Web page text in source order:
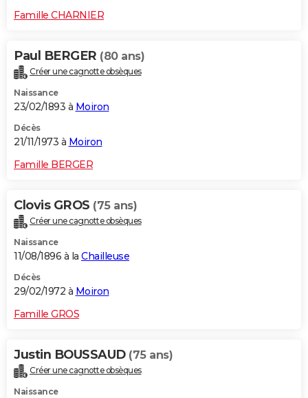
Famille CHARNIER
Paul BERGER (80 ans)
Créer une cagnotte obsèques
Naissance
23/02/1893 à Moiron
Décès
21/11/1973 à Moiron
Famille BERGER
Clovis GROS (75 ans)
Créer une cagnotte obsèques
Naissance
11/08/1896 à la Chailleuse
Décès
29/02/1972 à Moiron
Famille GROS
Justin BOUSSAUD (75 ans)
Créer une cagnotte obsèques
Naissance